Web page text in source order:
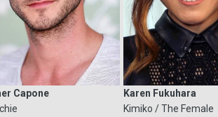
Capone
Karen Fukuhara
Kimiko / The Female